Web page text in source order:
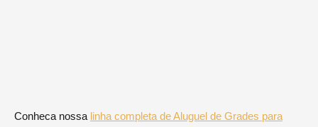
Conheca nossa linha completa de Aluguel de Grades para